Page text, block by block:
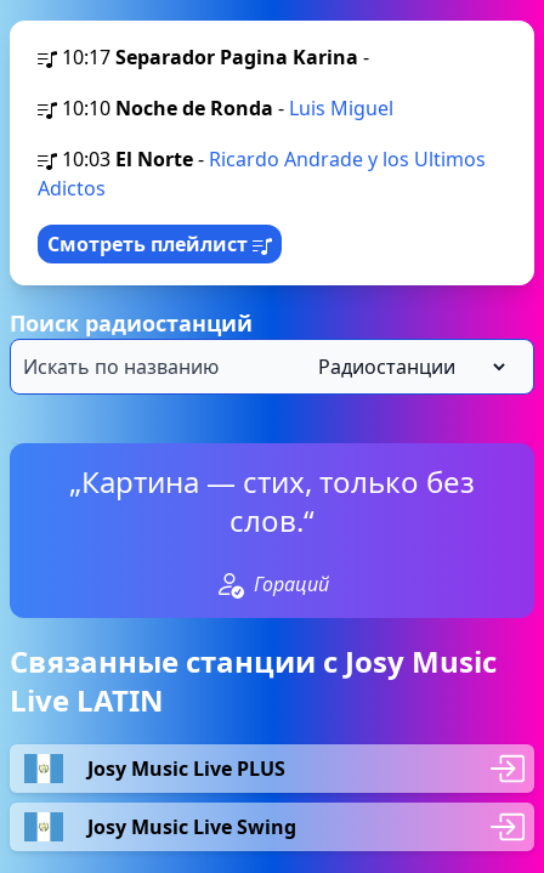
10:17Separador Pagina Karina -
10:10 Noche de Ronda - Luis Miguel
10:03 El Norte- Ricardo Andrade y los Ultimos
Adictos
Смотреть плейлист
Поиск радиостанций
„Картина — стих, только без
слов.“
Гораций
Связанные станции с Josy Music
Live LATIN
Josy Music Live PLUS
Josy Music Live Swing